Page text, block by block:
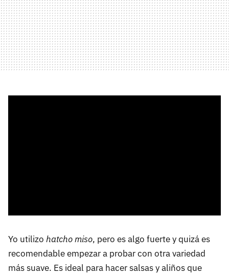
Yo utilizo hatcho miso, pero es algo fuerte y quizá es
recomendable empezar a probar con otra variedad
más suave. Es ideal para hacer salsas y aliños que